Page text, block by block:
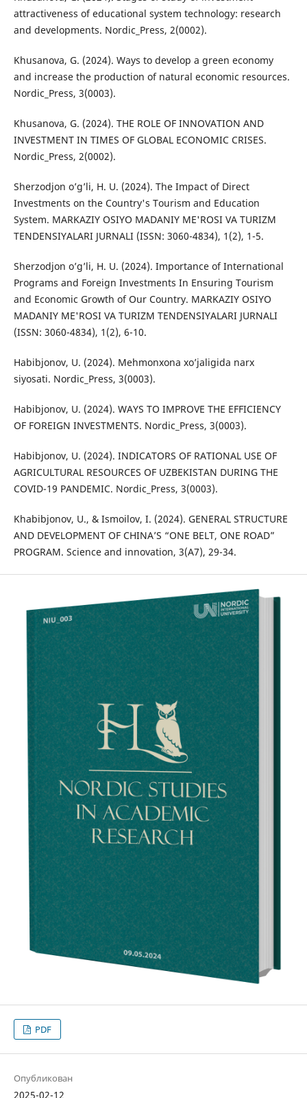
attractiveness of educational system technology: research
and developments. Nordic_Press, 2(0002).
Khusanova, G. (2024). Ways to develop a green economy
and increase the production of natural economic resources.
Nordic_Press, 3(0003).
Khusanova, G. (2024). THE ROLE OF INNOVATION AND
INVESTMENT IN TIMES OF GLOBAL ECONOMIC CRISES.
Nordic_Press, 2(0002).
Sherzodjon o’g’li, H. U. (2024). The Impact of Direct
Investments on the Country's Tourism and Education
System. MARKAZIY OSIYO MADANIY ME'ROSI VA TURIZM
TENDENSIYALARI JURNALI (ISSN: 3060-4834), 1(2), 1-5.
Sherzodjon o’g’li, H. U. (2024). Importance of International
Programs and Foreign Investments In Ensuring Tourism
and Economic Growth of Our Country. MARKAZIY OSIYO
MADANIY ME'ROSI VA TURIZM TENDENSIYALARI JURNALI
(ISSN: 3060-4834), 1(2), 6-10.
Habibjonov, U. (2024). Mehmonxona xo’jaligida narx
siyosati. Nordic_Press, 3(0003).
Habibjonov, U. (2024). WAYS TO IMPROVE THE EFFICIENCY
OF FOREIGN INVESTMENTS. Nordic_Press, 3(0003).
Habibjonov, U. (2024). INDICATORS OF RATIONAL USE OF
AGRICULTURAL RESOURCES OF UZBEKISTAN DURING THE
COVID-19 PANDEMIC. Nordic_Press, 3(0003).
Khabibjonov, U., & Ismoilov, I. (2024). GENERAL STRUCTURE
AND DEVELOPMENT OF CHINA’S “ONE BELT, ONE ROAD”
PROGRAM. Science and innovation, 3(A7), 29-34.
PDF
Опубликован
2025-02-12